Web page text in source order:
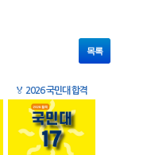
목록
🏅 2026 국민대 합격